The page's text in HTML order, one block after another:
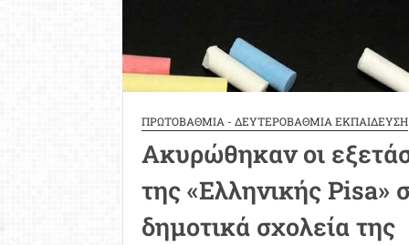
ΠΡΩΤΟΒΑΘΜΙΑ - ΔΕΥΤΕΡΟΒΑΘΜΙΑ ΕΚΠΑΙΔΕΥΣΗ
Ακυρώθηκαν οι
της «Ελληνικής Pisa»
δημοτικά σχολεία της